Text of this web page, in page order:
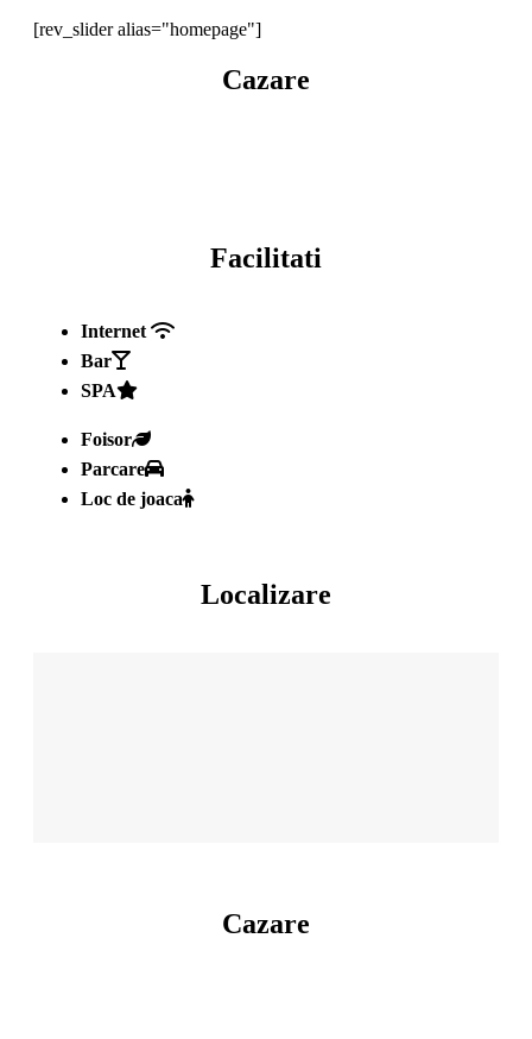
[rev_slider alias="homepage"]
Cazare
Facilitati
Internet
Bar
SPA
Foisor
Parcare
Loc de joaca
Localizare
Cazare